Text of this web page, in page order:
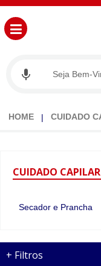
HOME CUIDADO
CUIDADO CAPILAR
Secador e Prancha
+ Filtros